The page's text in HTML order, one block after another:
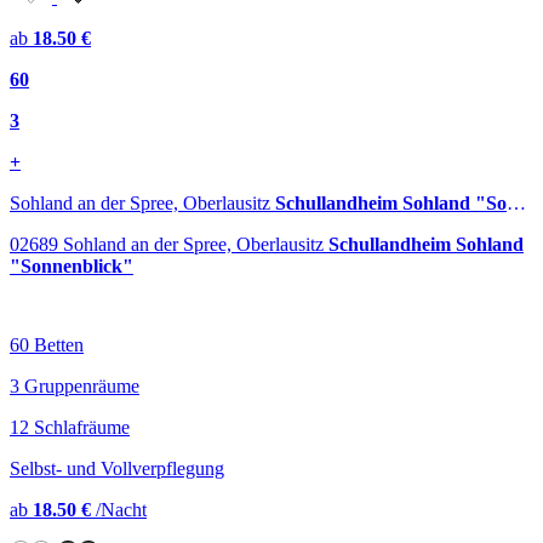
ab 18.50 €
60
3
+
Sohland an der Spree, Oberlausitz Schullandheim Sohland "Sonnenblick"
02689 Sohland an der Spree, Oberlausitz Schullandheim Sohland
"Sonnenblick"
60 Betten
3 Gruppenräume
12 Schlafräume
Selbst- und Vollverpflegung
ab 18.50 € /Nacht